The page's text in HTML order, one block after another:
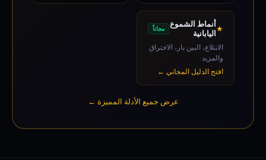
★أنماط الشموع
اليابانية
مجاناً
الابتلاع، البين بار، الاختراق
والمزيد
افتح الدليل المجاني ←
عرض جميع الأدلة المميزة ←